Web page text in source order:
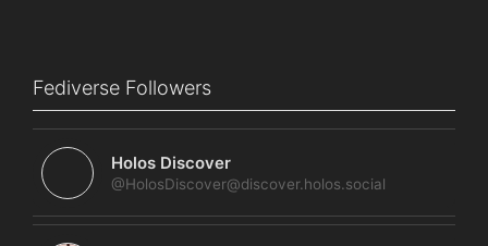
Fediverse Followers
Holos Discover
@HolosDiscover@discover.holos.social